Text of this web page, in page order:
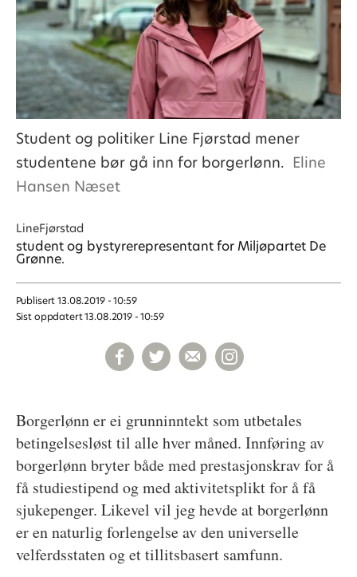
Student og politiker Line Fjørstad mener
studentene bør gå inn for borgerlønn. Eline
Hansen Næset
LineFjørstad
student og bystyrerepresentant for Miljøpartet De
Grønne.
Publisert 13.08.2019 - 10:59
Sist oppdatert 13.08.2019 - 10:59
Borgerlønn er ei grunninntekt som utbetales
betingelsesløst til alle hver måned. Innføring av
borgerlønn bryter både med prestasjonskrav for å
få studiestipend og med aktivitetsplikt for å få
sjukepenger. Likevel vil jeg hevde at borgerlønn
er en naturlig forlengelse av den universelle
velferdsstaten og et tillitsbasert samfunn.